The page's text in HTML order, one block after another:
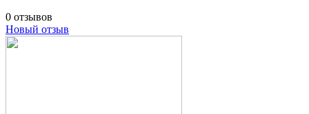
0 отзывов
Новый отзыв